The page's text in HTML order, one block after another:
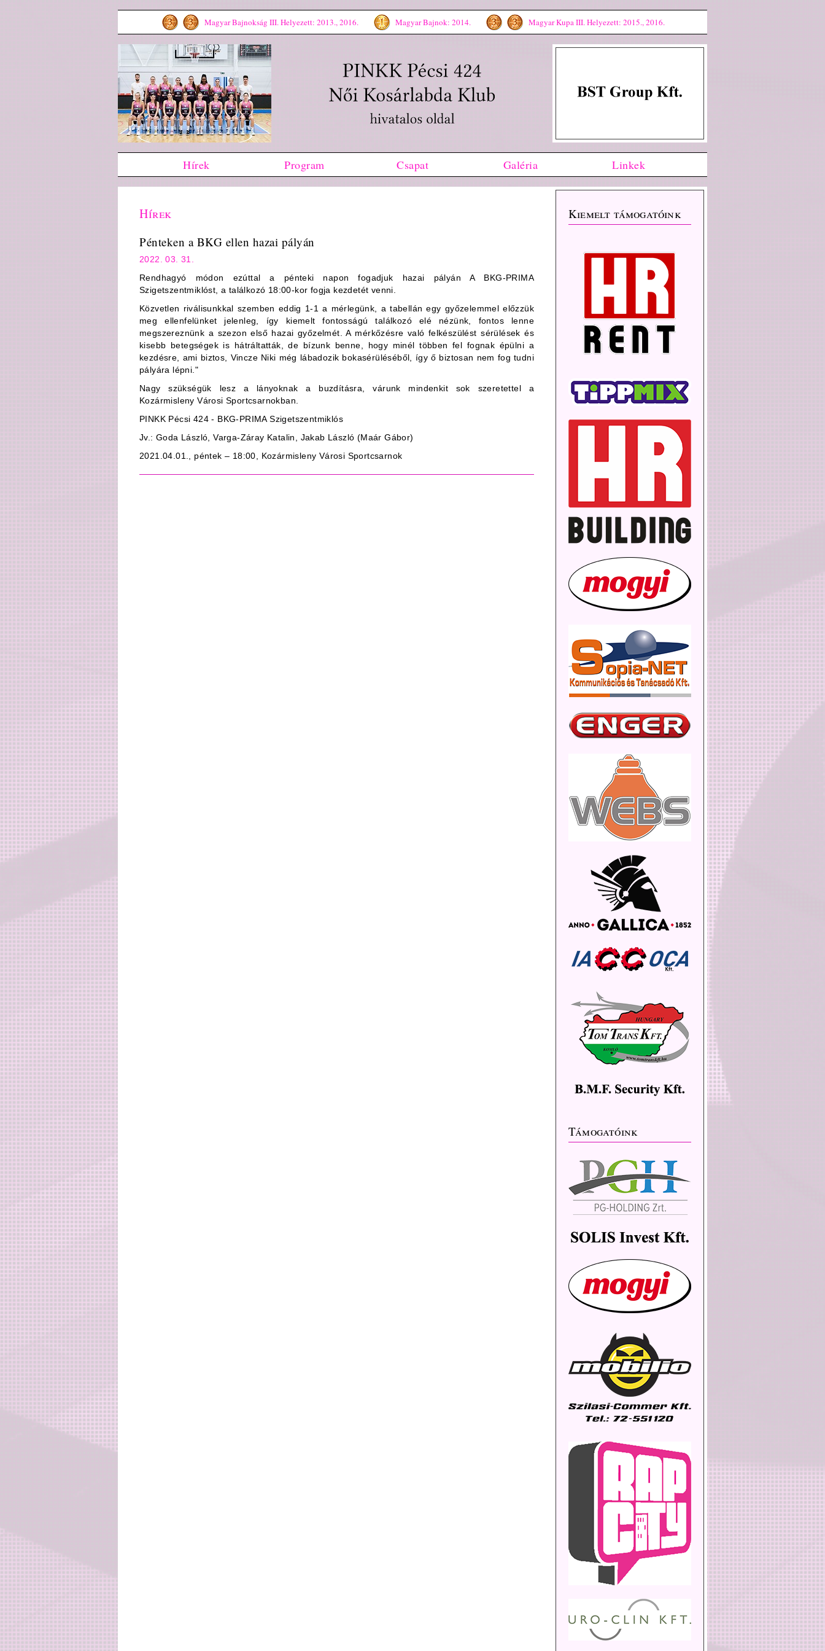
Magyar Bajnokság III. Helyezett: 2013., 2016. Magyar Bajnok: 2014. Magyar Kupa III. Helyezett: 2015., 2016.
Hírek Program Csapat Galéria Linkek
Kiemelt támogatóink
Támogatóink
Hírek
Pénteken a BKG ellen hazai pályán
2022. 03. 31.
Rendhagyó módon ezúttal a pénteki napon fogadjuk hazai pályán A BKG-PRIMA
Szigetszentmiklóst, a találkozó 18:00-kor fogja kezdetét venni.
Közvetlen riválisunkkal szemben eddig 1-1 a mérlegünk, a tabellán egy győzelemmel előzzük
meg ellenfelünket jelenleg, így kiemelt fontosságú találkozó elé nézünk, fontos lenne
megszereznünk a szezon első hazai győzelmét. A mérkőzésre való felkészülést sérülések és
kisebb betegségek is hátráltatták, de bízunk benne, hogy minél többen fel fognak épülni a
kezdésre, ami biztos, Vincze Niki még lábadozik bokasérüléséből, így ő biztosan nem fog tudni
pályára lépni."
Nagy szükségük lesz a lányoknak a buzdításra, várunk mindenkit sok szeretettel a
Kozármisleny Városi Sportcsarnokban.
PINKK Pécsi 424 - BKG-PRIMA Szigetszentmiklós
Jv.: Goda László, Varga-Záray Katalin, Jakab László (Maár Gábor)
2021.04.01., péntek – 18:00, Kozármisleny Városi Sportcsarnok